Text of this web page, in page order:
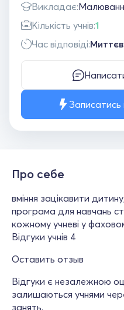
Викладає:
Кількість учнів:1
Час відповіді:
Записатись
Про себе
вміння зацікавити
програма для навчань
кожному учневі у
Відгуки учнів 4
Оставить отзыв
Відгуки є незалежною
залишаються учнями
занять.